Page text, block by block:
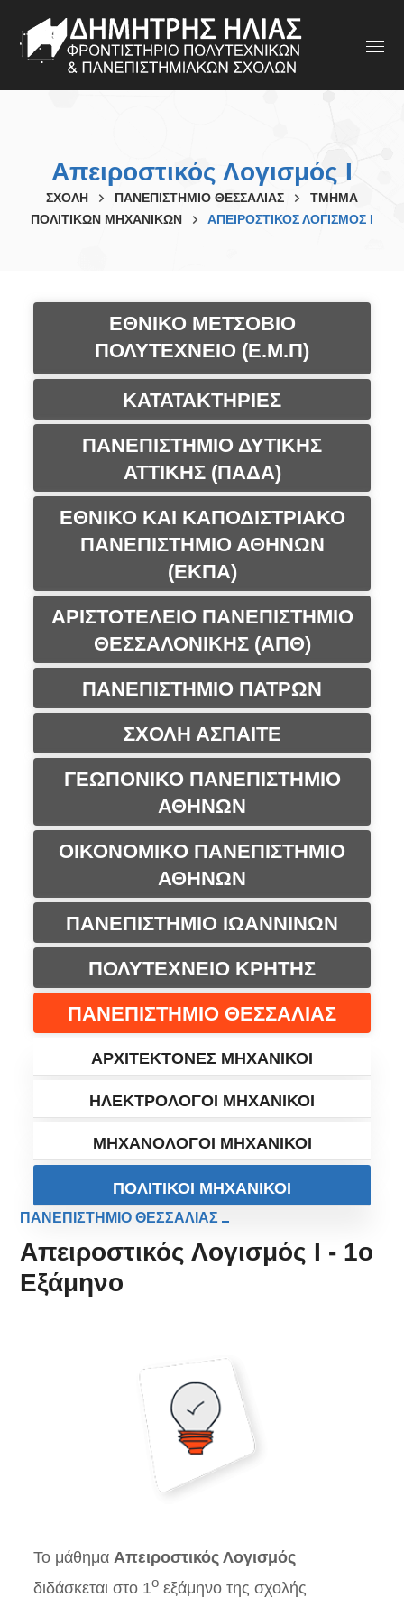
Απειροστικός Λογισμός I
ΣΧΟΛΗ ΠΑΝΕΠΙΣΤΗΜΙΟ ΘΕΣΣΑΛΙΑΣ
ΤΜΗΜΑ
ΠΟΛΙΤΙΚΩΝ ΜΗΧΑΝΙΚΩΝ
ΑΠΕΙΡΟΣΤΙΚΌΣ ΛΟΓΙΣΜΌΣ I
ΕΘΝΙΚΟ ΜΕΤΣΟΒΙΟ
ΠΟΛΥΤΕΧΝΕΙΟ (Ε.Μ.Π)
ΚΑΤΑΤΑΚΤΗΡΙΕΣ
ΠΑΝΕΠΙΣΤΗΜΙΟ ΔΥΤΙΚΗΣ
ΑΤΤΙΚΗΣ (ΠΑΔΑ)
ΕΘΝΙΚΟ ΚΑΙ ΚΑΠΟΔΙΣΤΡΙΑΚΟ
ΠΑΝΕΠΙΣΤΗΜΙΟ ΑΘΗΝΩΝ
(ΕΚΠΑ)
ΑΡΙΣΤΟΤΕΛΕΙΟ ΠΑΝΕΠΙΣΤΗΜΙΟ
ΘΕΣΣΑΛΟΝΙΚΗΣ (ΑΠΘ)
ΠΑΝΕΠΙΣΤΗΜΙΟ ΠΑΤΡΩΝ
ΣΧΟΛΗ ΑΣΠΑΙΤΕ
ΓΕΩΠΟΝΙΚΟ ΠΑΝΕΠΙΣΤΗΜΙΟ
ΑΘΗΝΩΝ
ΟΙΚΟΝΟΜΙΚΟ ΠΑΝΕΠΙΣΤΗΜΙΟ
ΑΘΗΝΩΝ
ΠΑΝΕΠΙΣΤΗΜΙΟ ΙΩΑΝΝΙΝΩΝ
ΠΟΛΥΤΕΧΝΕΙΟ ΚΡΗΤΗΣ
ΠΑΝΕΠΙΣΤΗΜΙΟ ΘΕΣΣΑΛΙΑΣ
ΑΡΧΙΤΕΚΤΟΝΕΣ ΜΗΧΑΝΙΚΟΙ
ΗΛΕΚΤΡΟΛΟΓΟΙ ΜΗΧΑΝΙΚΟΙ
ΜΗΧΑΝΟΛΟΓΟΙ ΜΗΧΑΝΙΚΟΙ
ΠΟΛΙΤΙΚΟΙ ΜΗΧΑΝΙΚΟΙ
ΠΑΝΕΠΙΣΤΗΜΙΟ ΘΕΣΣΑΛΙΑΣ
Απειροστικός Λογισμός I - 1ο
Εξάμηνο
Το μάθημα Απειροστικός Λογισμός
διδάσκεται στο 1ο εξάμηνο της σχολής